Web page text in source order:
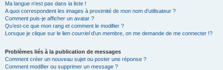
Ma langue n’est pas dans la liste !
A quoi correspondent les images à proximité de mon nom d’utilisateur ?
Comment puis-je afficher un avatar ?
Qu’est-ce que mon rang et comment le modifier ?
Lorsque je clique sur le lien courrield’un membre, on me demande de me connecter !?
Problèmes liés à la publication de messages
Comment créer un nouveau sujet ou poster une réponse ?
Comment modifier ou supprimer un message ?